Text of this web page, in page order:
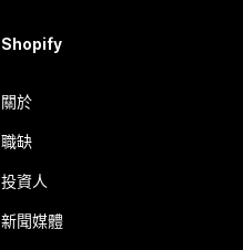
Shopify
關於
職缺
投資人
新聞媒體